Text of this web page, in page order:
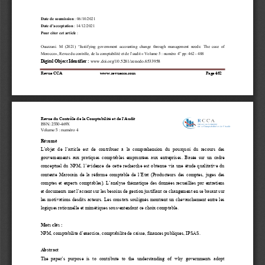
Revue CCA Page 462
Date de soumission : 06/10/2021
Date d’acceptation : 14/12/202 1
Pour citer cet article :
Ouazzani. M (2021 ) “Justifying government  accounting  change  through  management  needs:  The  case  of
Morocco», Revue du contrôle, de la comptabilité et de l’audit « Volume 5 : numéro 4” pp: 462 488
Digital Object Identifier : www.doi.org/10.5281/zenodo.6533958
Revue du Contrôle de la Comptabilité et de l’Audit
ISSN: 2550- 469X
Volume 5 : numéro 4
Résumé
L’objet  de l’article  est  de  contribuer  à  la  compréhension  du  pourquoi  du  recours  des
gouvernements  aux  pratiques  comptables  empruntées  aux  entreprises.
Basée  sur  un  cadre
conceptuel du NPM,  l’évidence  de  cette  recherche est obtenue via une  étude  qualitative  du
contexte Marocain  de  la  réforme  comptable  de  l’Etat  (Producteurs des  comptes,  juges  des
comptes  et  experts comptables). L’analyse  thématique  des  données  recueillies  par  entretiens
et documents met l’accent sur les besoins de gestion justifiant ce changement en se basant sur
les  motivations  desdits acteurs.  Les  constats  soulignés  montrent  un  chevauchement  entre les
logiques rationnelle et mimétiques sous-entendant ce choix comptable.
Mots clés :
NPM, comptabilité d’exercice, comptabilité de caisse, finances publiques IPSAS.
Abstract
The paper’s purpose  is  to  contribute  to  the  understanding  of  why  governments  adopt